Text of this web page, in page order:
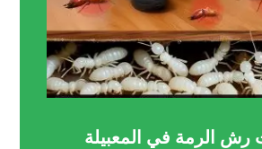
رش الرمة في المعبيلة